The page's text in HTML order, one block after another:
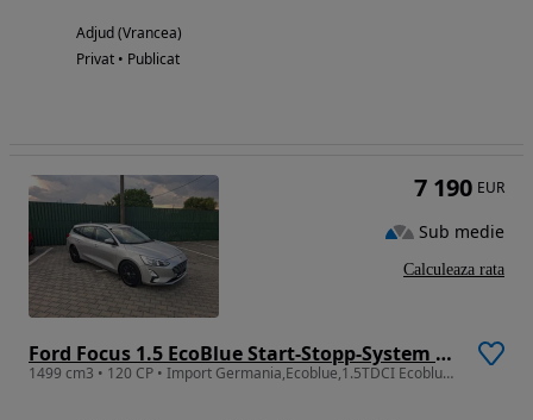
Adjud (Vrancea)
Privat • Publicat
Ford Focus 1.5 EcoBlue Start-Stopp-System Aut. ACTIVE X
1499 cm3 • 120 CP • Import Germania,Ecoblue,1.5TDCI Ecoblue fara Adblue,Lane Assist,
7 190 EUR
Sub medie
Calculeaza rata